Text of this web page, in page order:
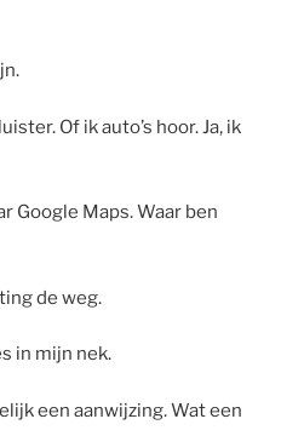
Of ik auto’s hoor. Ja, ik
Google Maps. Waar ben
de weg.
in mijn nek.
een aanwijzing. Wat een